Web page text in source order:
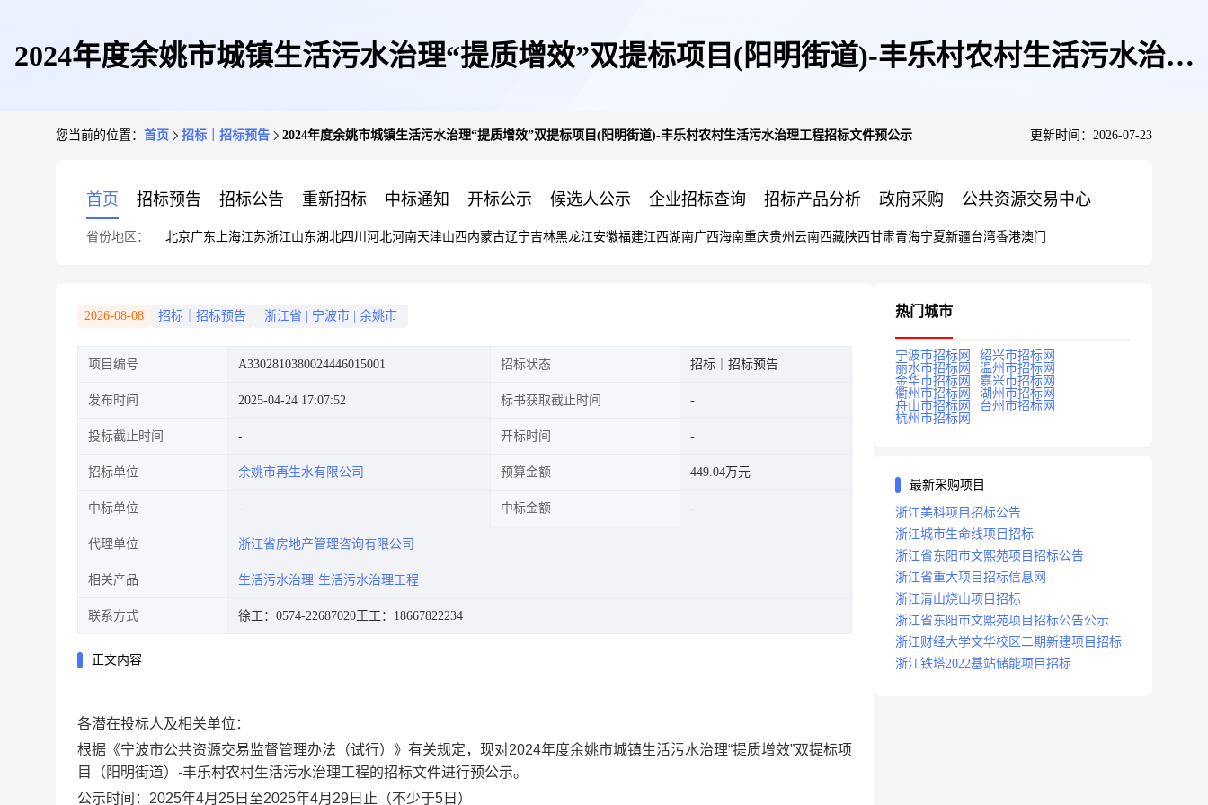
2024年度余姚市城镇生活污水治理“提质增效”双提标项目(阳明街道)-丰乐村农村生活污水治理
您当前的位置： 首页 招标｜招标预告 2024年度余姚市城镇生活污水治理“提质增效”双提标项目(阳明街道)-丰乐村农村生活污水治理工程招标文件预公示 更新时间：2026-07-23
首页 招标预告 招标公告 重新招标 中标通知 开标公示 候选人公示 企业招标查询 招标产品分析 政府采购 公共资源交易中心
省份地区： 北京广东 上海江苏浙江山东湖北四川 河北河南天津山西内蒙古辽宁吉林黑龙江安徽福建江西湖南广西海南重庆贵州 云南西藏陕西甘肃青海宁夏新疆台湾香港澳门
2026-08-08 招标｜招标预告 浙江省 宁波市 余姚市
项目编号 A3302810380024446015001 招标状态 招标｜招标预告
发布时间 2025-04-24 17:07:52 标书获取截止时间
投标截止时间 开标时间
招标单位 余姚市再生水有限公司 预算金额 449.04万元
中标单位 中标金额
代理单位 浙江省房地产管理咨询有限公司
相关产品 生活污水治理 生活污水治理工程
联系方式 徐工：0574-22687020王工：18667822234
正文内容
各潜在投标人及相关单位：
根据《宁波市公共资源交易监督管理办法（试行）》有关规定，现对2024年度余姚市城镇生活污水治理“提质增效”双提标项
目（阳明街道） -丰乐村农村生活污水治理工程的招标文件进行预公示。
公示时间： 2025年4月 25 日至2025年4月 29 日止（不少于5 日）
热门城市
宁波市招标网
绍兴市招标网
丽水市招标网
温州市招标网
金华市招标网
嘉兴市招标网
衢州市招标网
湖州市招标网
舟山市招标网
台州市招标网
杭州市招标网
最新采购项目
浙江美科项目招标公告
浙江城市生命线项目招标
浙江省东阳市文熙苑项目招标公告
浙江省重大项目招标信息网
浙江清山烧山项目招标
浙江省东阳市文熙苑项目招标公告公示
浙江财经大学文华校区二期新建项目招标
浙江铁塔2022基站储能项目招标